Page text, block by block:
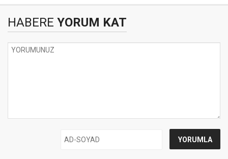
HABERE YORUM KAT